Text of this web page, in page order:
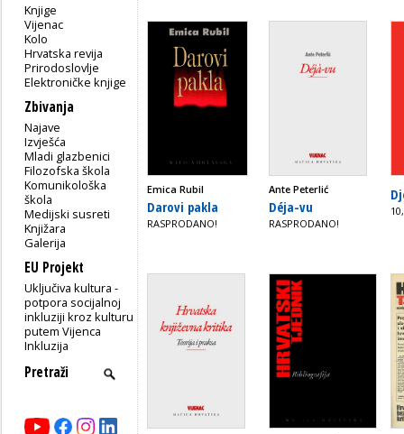
Knjige
Vijenac
Kolo
Hrvatska revija
Prirodoslovlje
Elektroničke knjige
Zbivanja
Najave
Izvješća
Mladi glazbenici
Filozofska škola
Komunikološka
škola
Medijski susreti
Knjižara
Galerija
EU Projekt
Uključiva kultura -
potpora socijalnoj
inkluziji kroz kulturu
putem Vijenca
Inkluzija
Emica Rubil
Darovi pakla
RASPRODANO!
Ante Peterlić
Déja-vu
RASPRODANO!